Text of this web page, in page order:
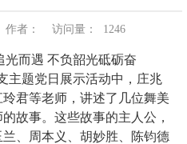
作者： 访问量： 1246
光而遇 不负韶光砥砺奋
主题党日展示活动中，庄兆
君等老师，讲述了几位舞美
故事。这些故事的主人公，
、周本义、胡妙胜、陈钧德